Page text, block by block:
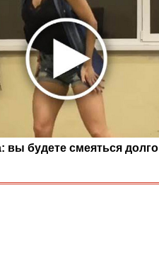
вы будете смеяться долго